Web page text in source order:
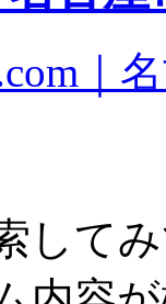
｜
して